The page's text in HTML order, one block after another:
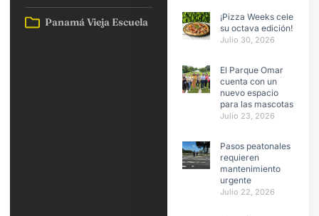
Panamá Vieja Escuela
¡Pizza Weeks celebra
su octava edición!
Julio 30, 2026
El Parque Omar
cuenta con un
nuevo espacio
para las mascotas
Julio 23, 2026
Pasos peatonales
requieren
mantenimiento
urgente
Julio 22, 2026